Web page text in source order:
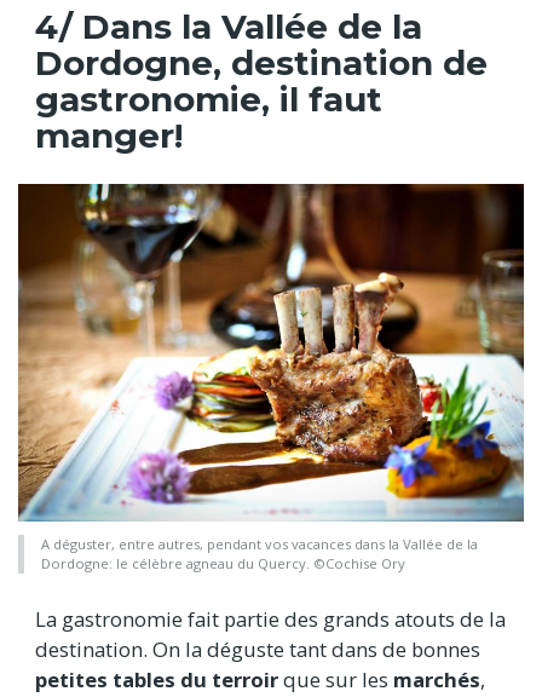
4/ Dans la Vallée de la
Dordogne, destination de
gastronomie, il faut
manger!
A déguster, entre autres, pendant vos vacances dans la Vallée de la
Dordogne: le célèbre agneau du Quercy. ©Cochise Ory
La gastronomie fait partie des grands atouts de la
destination. On la déguste tant dans de bonnes
petites tables du terroirque sur les marchés,